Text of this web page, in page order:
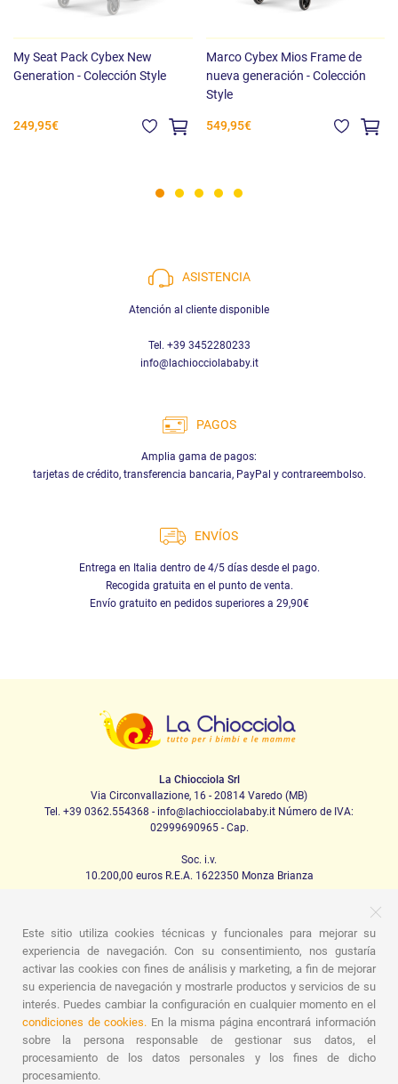
My Seat Pack Cybex New
Generation - Colección Style
249,95€
Marco Cybex Mios Frame de
nueva generación - Colección
Style
549,95€
ASISTENCIA
Atención al cliente disponible
Tel. +39 3452280233
info@lachiocciolababy.it
PAGOS
Amplia gama de pagos:
tarjetas de crédito, transferencia bancaria, PayPal y contrareembolso.
ENVÍOS
Entrega en Italia dentro de 4/5 días desde el pago.
Recogida gratuita en el punto de venta.
Envío gratuito en pedidos superiores a 29,90€
La Chiocciola Srl
Via Circonvallazione, 16 - 20814 Varedo (MB)
Tel. +39 0362.554368 - info@lachiocciolababy.it Número de IVA:
02999690965 - Cap.
Soc. i.v.
10.200,00 euros R.E.A. 1622350 Monza Brianza
PRODOTTI
Caminando
Asientos de coche La casa
Comida
Canción de cuna
Higiene Mamá y bebé
Prendas
Juego
Tarjeta regalo Kit de set para bebés
Ideas para
regalos
Habitaciones para niños
Promociones
Promociones
Marcas
Este sitio utiliza cookies técnicas y funcionales para mejorar su
experiencia de navegación. Con su consentimiento, nos gustaría
activar las cookies con fines de análisis y marketing, a fin de mejorar
su experiencia de navegación y mostrarle productos y servicios de su
interés. Puedes cambiar la configuración en cualquier momento en el
condiciones de cookies. En la misma página encontrará información
sobre la persona responsable de gestionar sus datos, el
procesamiento de los datos personales y los fines de dicho
procesamiento.